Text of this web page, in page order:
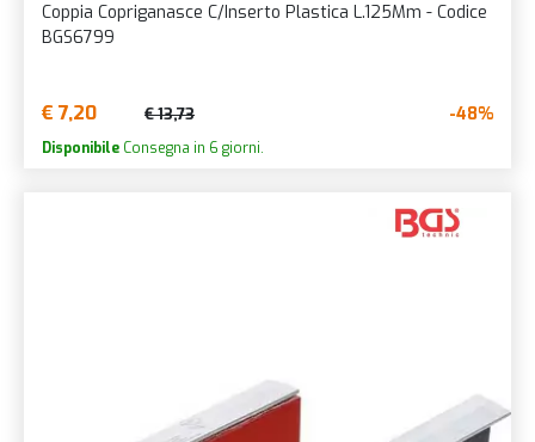
Coppia Copriganasce C/Inserto Plastica L.125Mm - Codice
BGS6799
€ 7,20 € 13,73 -48%
Disponibile Consegna in 6 giorni.